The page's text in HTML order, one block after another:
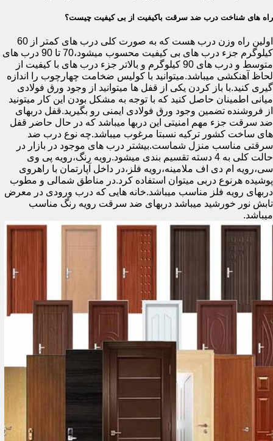
راه های شناخت درب ضد سرقت باکیفیت از بی کیفیت چیست؟
اولین راه وزن درب هست که به صورت کلی درب های کمتر از 60
کیلوگرم جزء درب های بی کیفیت محسوب میشود،70 تا 90 درب های
متوسط و درب های 90 کیلوگرم و بالاتر جزء درب های با کیفیت از
لحاظ آهنکشی میباشد.میتوانید با کولیس ضخامت چهارچوب را اندازه
گیری کنید.با باز کردن یکی از قفل ها میتوانید از وجود ورق فولادی
میانی اطمینان حاصل کنید که با توجه به مشکل بودن این کار میتونید
از فروشنده تضمین وجود ورق فولادی ایمنی رو بگیرید.قفل دربهای
ضد سرقت جزء مهم امنیتی این دربها میباشد که در حال حاضر قفل
های ساخت کشور ترکیه نسبتا مرغوب میباشد.چه نوع درب ضد
سرقتی مناسب منزل شماست.بیشتر درب های موجود در بازار در
حالت کلی به 4 دسته تقسیم بندی میشود.رویه رنگ،رویه پی وی
سی،رویه ام دی اف ملامینه،رویه فلز،در داخل آپارتمان با راهروی
پوشیده هرنوع دربی میتوان استفاده کرد.در مناطق شمالی و مطوب
دربهای رویه فلز مناسب میباشد.خانه هایی که درب ورودی در معرض
تابش نور خورشید میباشد دربهای ضد سرقت رویه رنگ مناسب
میباشد.